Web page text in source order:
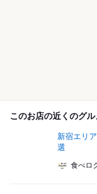
このお店の近くのグ
新宿エリ
選
食べロ